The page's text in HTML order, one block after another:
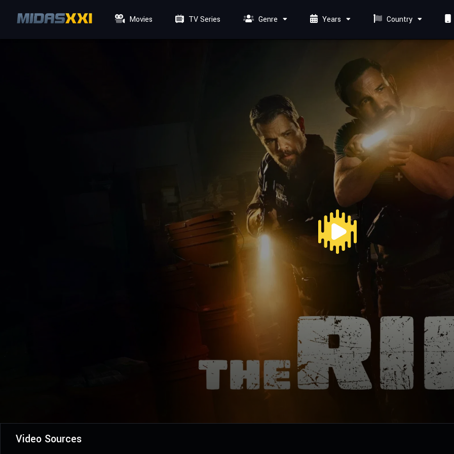
Movies TV Series Genre Years Country
Video Sources